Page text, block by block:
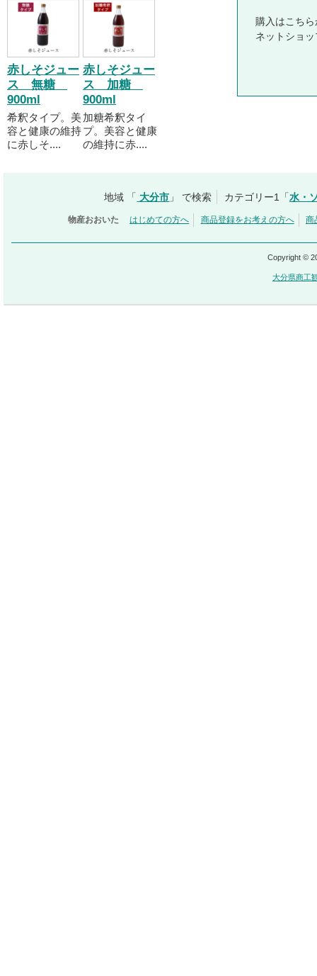
赤しそジュー
ス 無糖
900ml
希釈タイプ。美
容と健康の維持
に赤しそ....
赤しそジュー
ス 加糖
900ml
加糖希釈タイ
プ。美容と健康
の維持に赤....
購入はこちら
ネットショ
地域 「 大分市 」 で検索 カテゴリー1「水・
物産おおいた はじめての方へ 商品登録をお考えの方へ 商
Copyright ©
大分県商工